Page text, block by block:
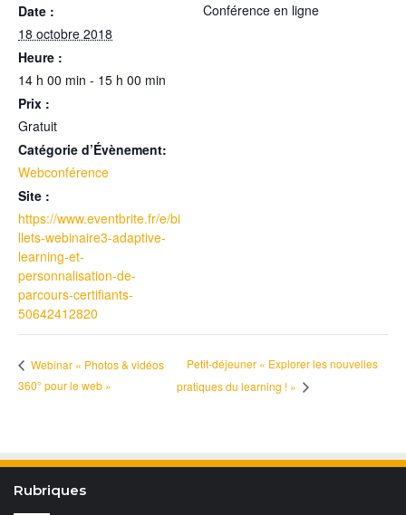
Date :
18 octobre 2018
Heure :
14 h 00 min - 15 h 00 min
Prix :
Gratuit
Catégorie d’Évènement:
Webconférence
Site :
https://www.eventbrite.fr/e/bi
llets-webinaire3-adaptive-
learning-et-
personnalisation-de-
parcours-certifiants-
50642412820
Conférence en ligne
Webinar « Photos & vidéos
360° pour le web »
Petit-déjeuner « Explorer les nouvelles
pratiques du learning ! »
Rubriques